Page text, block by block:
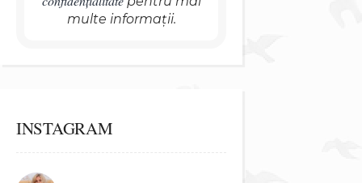
multe informații.
INSTAGRAM